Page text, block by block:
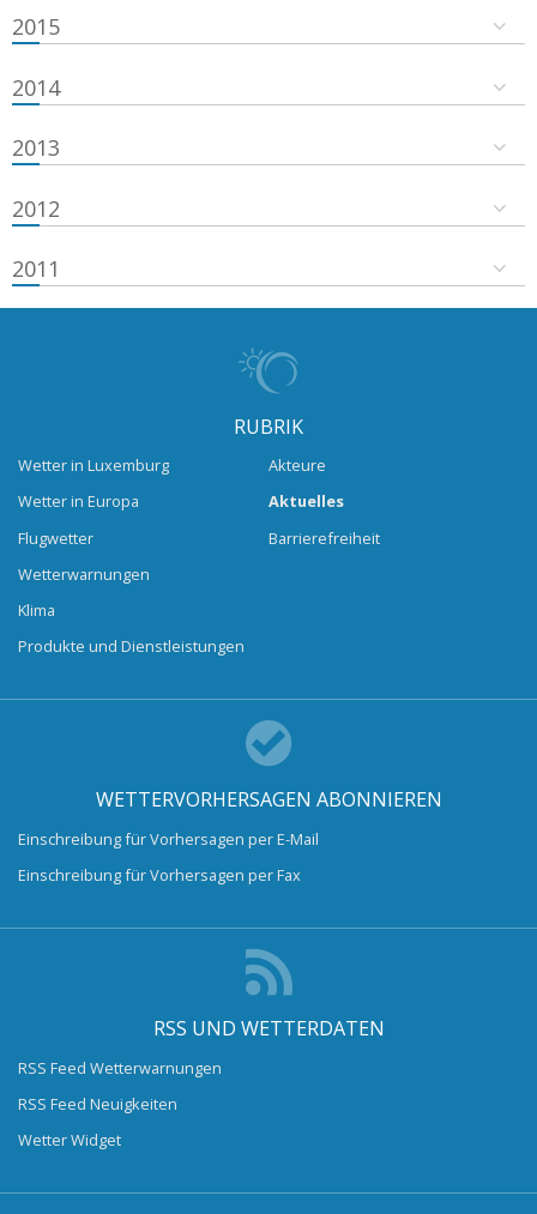
2015
2014
2013
2012
2011
RUBRIK
Wetter in Luxemburg
Wetter in Europa
Flugwetter
Wetterwarnungen
Klima
Produkte und Dienstleistungen
Akteure
Aktuelles
Barrierefreiheit
WETTERVORHERSAGEN ABONNIEREN
Einschreibung für Vorhersagen per E-Mail
Einschreibung für Vorhersagen per Fax
RSS UND WETTERDATEN
RSS Feed Wetterwarnungen
RSS Feed Neuigkeiten
Wetter Widget